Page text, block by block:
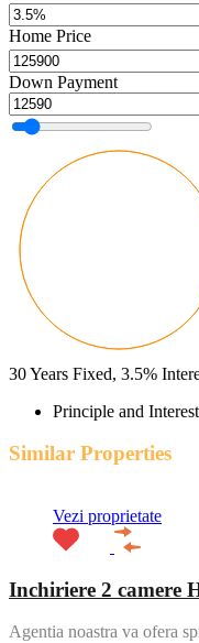
Home Price
Down Payment
30Years Fixed, 3.5%
Principle and Interest
Similar Properties
Vezi proprietate
Inchiriere 2 camere
Agentia noastra va ofera